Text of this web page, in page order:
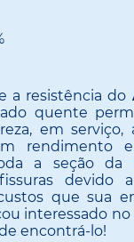
a resistência do
quente
em serviço,
rendimento
a seção da
devido
que sua
interessado no
encontrá-lo!